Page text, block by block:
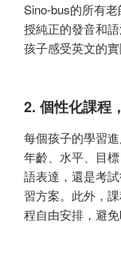
Sino-bus的所有
授純正的發音和
孩子感受英文的
2. 個性化課程
每個孩子的學習
年齡、水平、目
語表達，還是考
習方案。此外，
程自由安排，避免